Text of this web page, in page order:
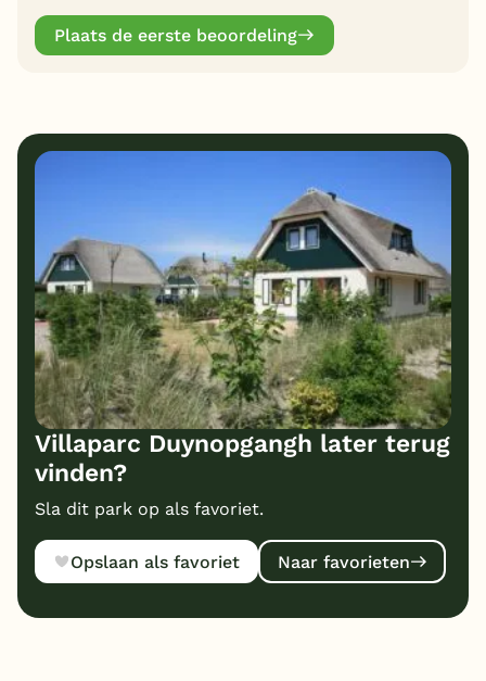
Plaats de eerste beoordeling
Villaparc Duynopgangh later terug
vinden?
Sla dit park op als favoriet.
Opslaan als favoriet Naar favorieten